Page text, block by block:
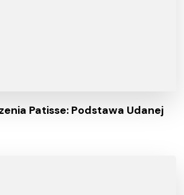
Patisse: Podstawa Udanej